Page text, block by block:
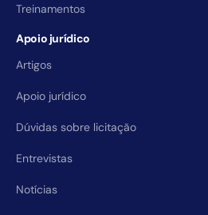
Treinamentos
Apoio jurídico
Artigos
Apoio jurídico
Dúvidas sobre licitação
Entrevistas
Notícias